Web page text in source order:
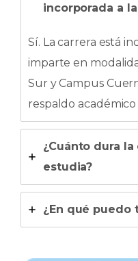
incorporada a la
Sí. La carrera está
imparte en
Sur y Campus
respaldo
¿Cuánto dura
estudia?
¿En qué puedo